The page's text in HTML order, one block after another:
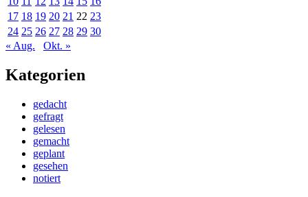
17 18 19 20 21 22 23
24 25 26 27 28 29 30
« Aug.
Okt. »
Kategorien
gedacht
gefragt
gelesen
gemacht
geplant
gesehen
notiert